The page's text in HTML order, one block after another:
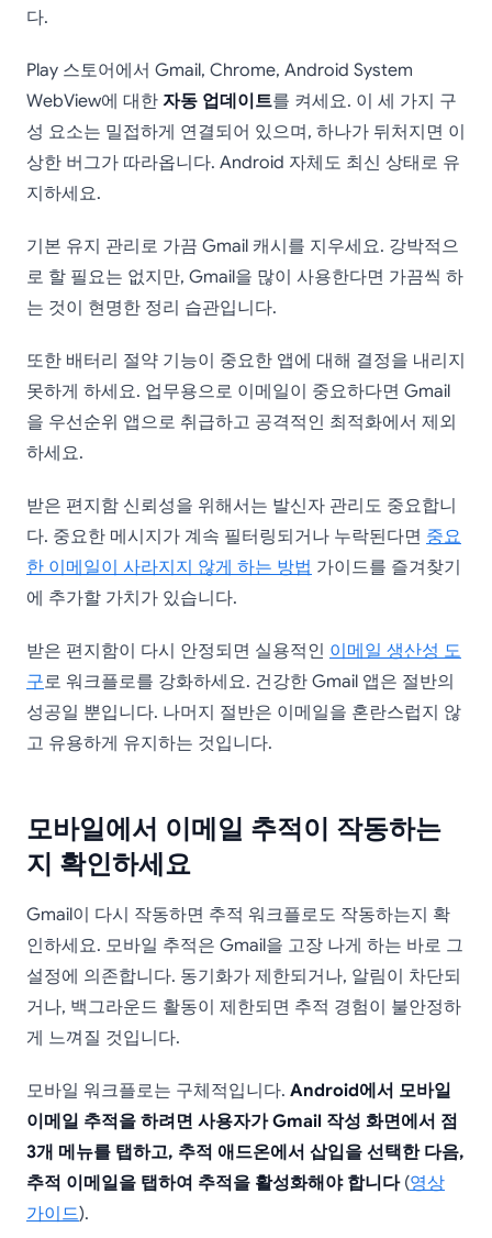
다.
Play 스토어에서 Gmail, Chrome, Android System
WebView에 대한 자동 업데이트를 켜세요. 이 세 가지 구
성 요소는 밀접하게 연결되어 있으며, 하나가 뒤처지면 이
상한 버그가 따라옵니다. Android 자체도 최신 상태로 유
지하세요.
기본 유지 관리로 가끔 Gmail 캐시를 지우세요. 강박적으
로 할 필요는 없지만, Gmail을 많이 사용한다면 가끔씩 하
는 것이 현명한 정리 습관입니다.
또한 배터리 절약 기능이 중요한 앱에 대해 결정을 내리지
못하게 하세요. 업무용으로 이메일이 중요하다면 Gmail
을 우선순위 앱으로 취급하고 공격적인 최적화에서 제외
하세요.
받은 편지함 신뢰성을 위해서는 발신자 관리도 중요합니
다. 중요한 메시지가 계속 필터링되거나 누락된다면 중요
한 이메일이 사라지지 않게 하는 방법 가이드를 즐겨찾기
에 추가할 가치가 있습니다.
받은 편지함이 다시 안정되면 실용적인 이메일 생산성 도
구로 워크플로를 강화하세요. 건강한 Gmail 앱은 절반의
성공일 뿐입니다. 나머지 절반은 이메일을 혼란스럽지 않
고 유용하게 유지하는 것입니다.
모바일에서 이메일 추적이 작동하는
지 확인하세요
Gmail이 다시 작동하면 추적 워크플로도 작동하는지 확
인하세요. 모바일 추적은 Gmail을 고장 나게 하는 바로 그
설정에 의존합니다. 동기화가 제한되거나, 알림이 차단되
거나, 백그라운드 활동이 제한되면 추적 경험이 불안정하
게 느껴질 것입니다.
모바일 워크플로는 구체적입니다. Android에서 모바일
이메일 추적을 하려면 사용자가 Gmail 작성 화면에서 점
3개 메뉴를 탭하고, 추적 애드온에서 삽입을 선택한 다음,
추적 이메일을 탭하여 추적을 활성화해야 합니다(영상
가이드).